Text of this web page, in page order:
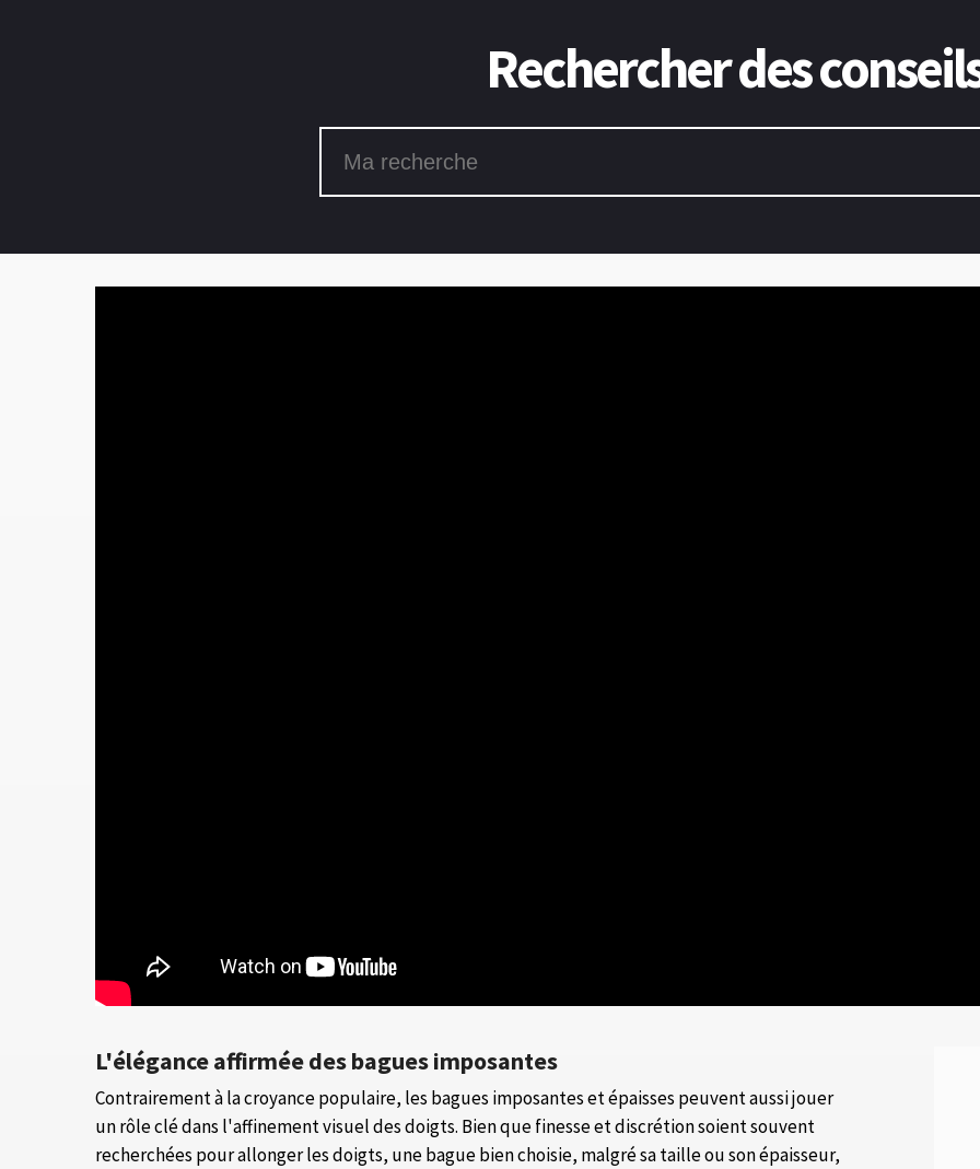
L'élégance affirmée des bagues imposantes
Contrairement à la croyance populaire, les bagues imposantes et épaisses peuvent aussi jouer
un rôle clé dans l'affinement visuel des doigts. Bien que finesse et discrétion soient souvent
recherchées pour allonger les doigts, une bague bien choisie, malgré sa taille ou son épaisseur,
Rechercher des